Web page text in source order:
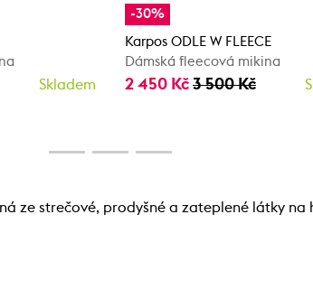
Skladem
-30%
Karpos ODLE W FLEECE
Dámská fleecová mikina
2 450 Kč 3 500 Kč
ze strečové, prodyšné a zateplené látky